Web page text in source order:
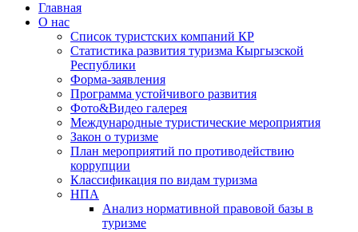
Главная
О нас
Список туристских компаний КР
Статистика развития туризма Кыргызской
Республики
Форма-заявления
Программа устойчивого развития
Фото&Видео галерея
Международные туристические мероприятия
Закон о туризме
План мероприятий по противодействию
коррупции
Классификация по видам туризма
НПА
Анализ нормативной правовой базы в
туризме